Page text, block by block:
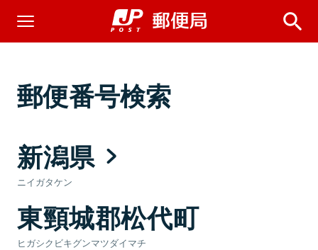
郵便番号検索
新潟県
ニイガタケン
東頸城郡松代町
ヒガシクビキグンマツダイマチ